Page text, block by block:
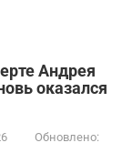
Андрея
оказался
Обновлено: